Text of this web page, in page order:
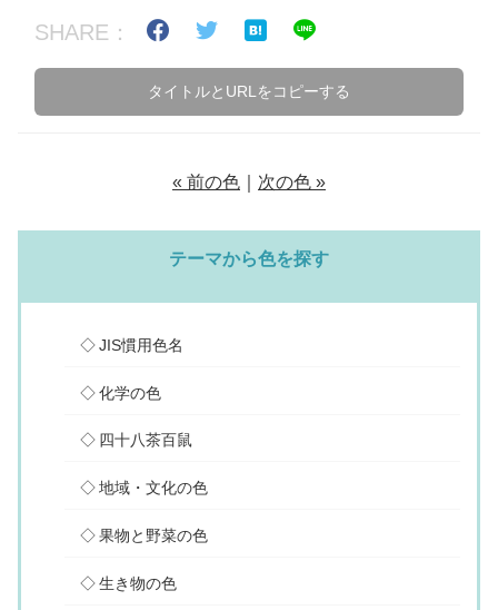
SHARE：
タイトルとURLをコピーする
« 前の色 次の色 »
テーマから色を探す
JIS慣用色名
化学の色
四十八茶百鼠
地域・文化の色
果物と野菜の色
生き物の色